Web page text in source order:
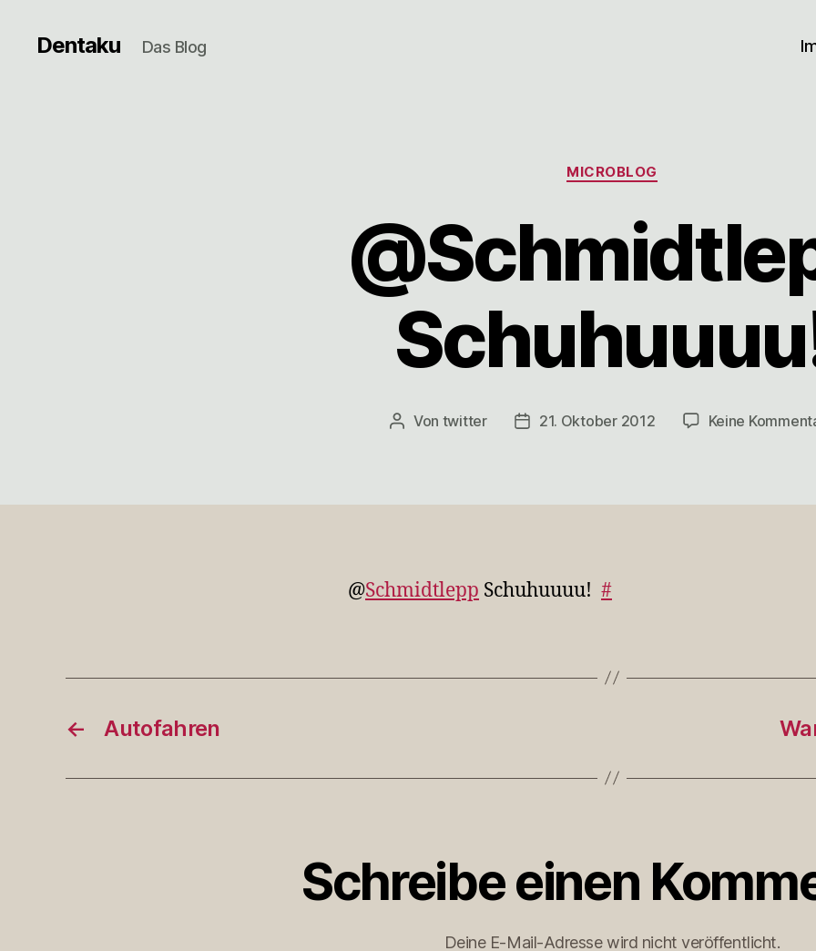
Dentaku Das Blog
Kategorien
MICROBLOG
Beitragsautor
Von twitter Veröffentlichungsdatum
21. Oktober 2012 Keine
@Schmidtlepp Schuhuuuu! #
← Autofahren
Schreibe einen
Deine E-Mail-Adresse wird nicht veröffentlicht.